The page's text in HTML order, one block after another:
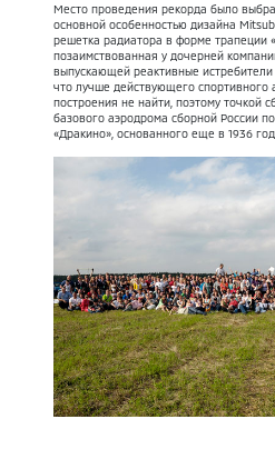
Место проведения рекорда было
основной особенностью дизайна
решетка радиатора в форме трапеции
позаимствованная у дочерней
выпускающей реактивные
что лучше действующего спортивного
построения не найти, поэтому точкой
базового аэродрома сборной России
«Дракино», основанного еще в 1936